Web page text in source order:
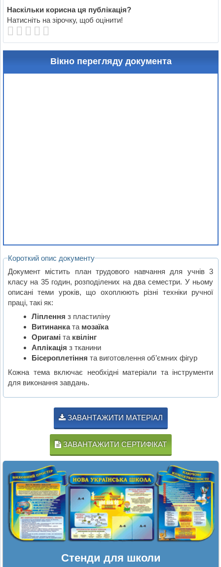
Наскільки корисна ця публікація?
Натисніть на зірочку, щоб оцінити!
Вікно перегляду документа
Короткий опис документу
Документ містить план трудового навчання для учнів 3
класу на 35 годин, розподілених на два семестри. У ньому
описані теми уроків, що охоплюють різні техніки ручної
праці, такі як:
Ліплення з пластиліну
Витинанката мозаїка
Оригамі та квілінг
Аплікація з тканини
Бісероплетіння та виготовлення об’ємних фігур
Кожна тема включає необхідні матеріали та інструменти
для виконання завдань.
ЗАВАНТАЖИТИ МАТЕРІАЛ
ЗАВАНТАЖИТИ СЕРТИФІКАТ
Стенди для школи